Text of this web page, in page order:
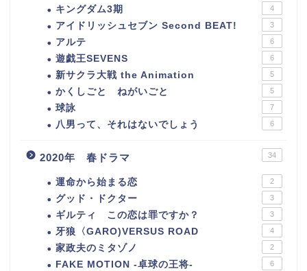
キングダム3期 4
アイドリッシュセブン Second BEAT! 3
アルテ 6
遊戯王SEVENS 6
新サクラ大戦 the Animation 5
かくしごと ねがいごと 5
球詠 7
八男って、それはないでしょう 6
2020年 春ドラマ 34
運命から始まる恋 2
グッド・ドクター 3
ギルティ この恋は罪ですか？ 3
牙狼〈GARO)VERSUS ROAD 4
家政夫のミタゾノ 2
FAKE MOTION -卓球の王将- 6